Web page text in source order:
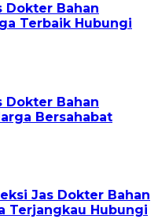
Dokter Bahan
Terbaik Hubungi
Dokter Bahan
Bersahabat
Jas Dokter Bahan
Terjangkau Hubungi